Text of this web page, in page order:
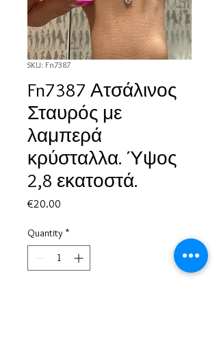
SKU: Fn7387
Fn7387 Ατσάλινος
Σταυρός με
λαμπερά
κρύσταλλα. Ύψος
2,8 εκατοστά.
€20.00
Quantity *